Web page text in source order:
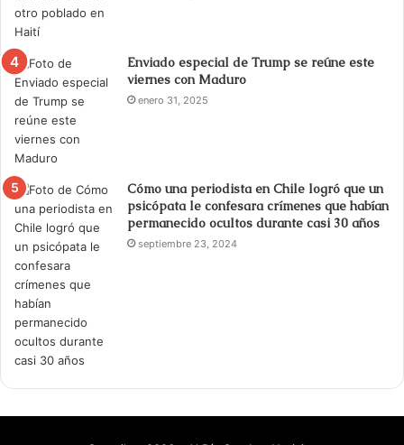
Enviado especial de Trump se reúne este
viernes con Maduro
enero 31, 2025
Cómo una periodista en Chile logró que un
psicópata le confesara crímenes que habían
permanecido ocultos durante casi 30 años
septiembre 23, 2024